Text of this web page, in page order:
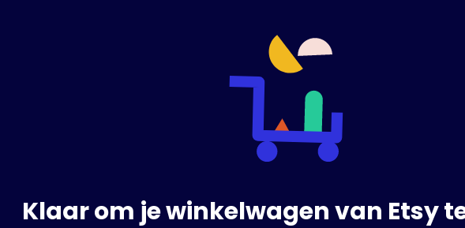
Klaar om je winkelwagen van Etsy